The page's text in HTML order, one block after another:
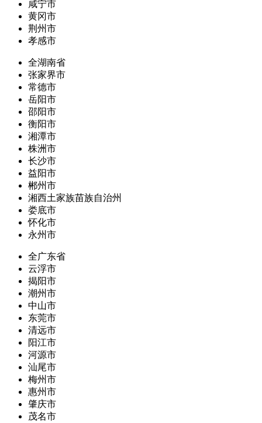
咸宁市
黄冈市
荆州市
孝感市
全湖南省
张家界市
常德市
岳阳市
邵阳市
衡阳市
湘潭市
株洲市
长沙市
益阳市
郴州市
湘西土家族苗族自治州
娄底市
怀化市
永州市
全广东省
云浮市
揭阳市
潮州市
中山市
东莞市
清远市
阳江市
河源市
汕尾市
梅州市
惠州市
肇庆市
茂名市